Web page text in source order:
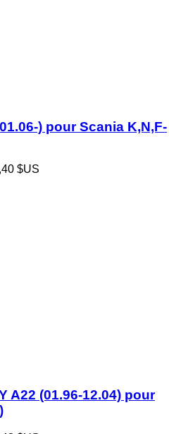
) pour Scania K,N,F-
$US
A22 (01.96-12.04) pour